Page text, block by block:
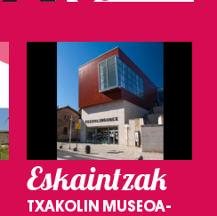
Eskaintzak
TXAKOLIN MUSEOA-